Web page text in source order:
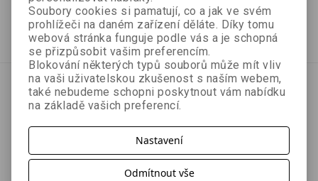
239 Kč 299 Kč
Přidat do košíku
263 Kč 329 Kč
Přidat do košíku
Soubory cookies si pamatují, co a jak ve svém
prohlížeči na daném zařízení děláte. Díky tomu
webová stránka funguje podle vás a je schopná
se přizpůsobit vašim preferencím.
Blokování některých typů souborů může mít vliv
na vaši uživatelskou zkušenost s naším webem,
také nebudeme schopni poskytnout vám nabídku
na základě vašich preferencí.
Nastavení
Odmítnout vše